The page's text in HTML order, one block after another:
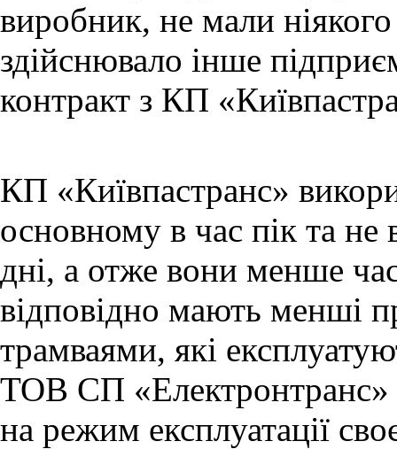
виробник, не мали
здійснювало інше
контракт з КП
КП «Київпастранс»
основному в час пік та
дні, а отже вони менше
відповідно мають менші
трамваями, які
ТОВ СП «Електронтранс»
на режим експлуатації